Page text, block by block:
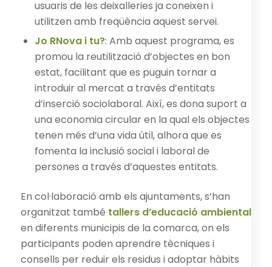
usuaris de les deixalleries ja coneixen i
utilitzen amb freqüència aquest servei.
Jo RNova i tu?: Amb aquest programa, es
promou la reutilització d’objectes en bon
estat, facilitant que es puguin tornar a
introduir al mercat a través d’entitats
d’inserció sociolaboral. Així, es dona suport a
una economia circular en la qual els objectes
tenen més d’una vida útil, alhora que es
fomenta la inclusió social i laboral de
persones a través d’aquestes entitats.
En col·laboració amb els ajuntaments, s’han
organitzat també tallers d’educació ambiental
en diferents municipis de la comarca, on els
participants poden aprendre tècniques i
consells per reduir els residus i adoptar hàbits